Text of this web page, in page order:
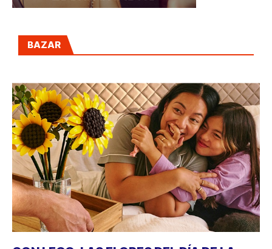
BAZAR